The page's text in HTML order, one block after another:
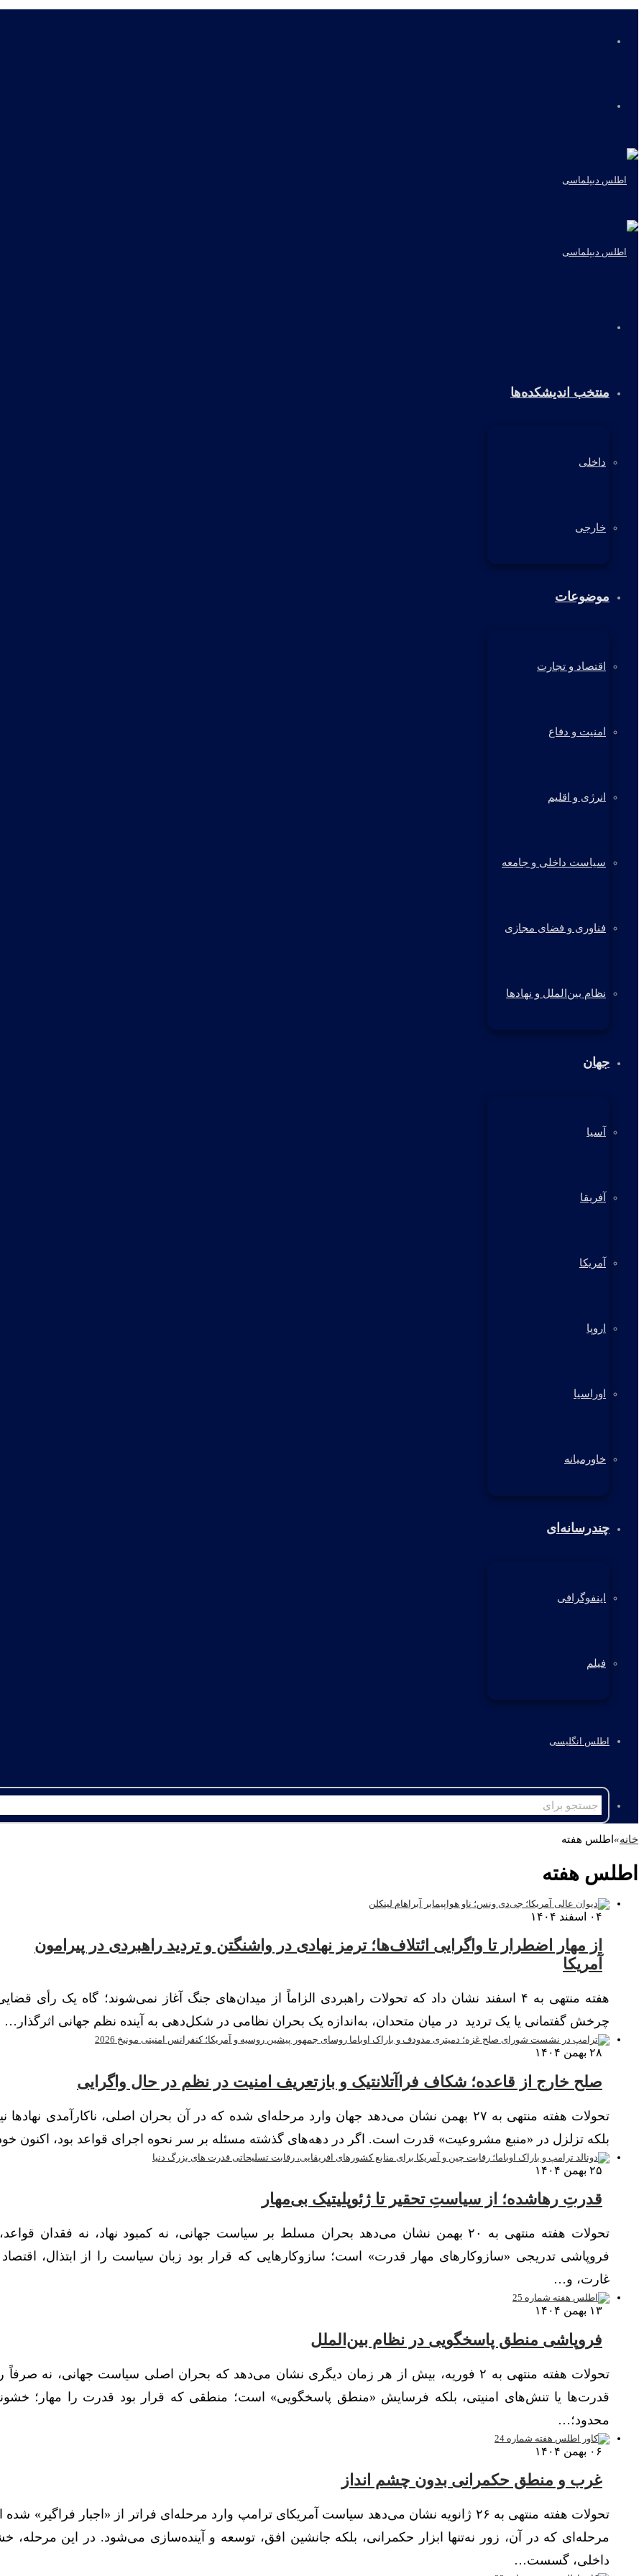
منتخب اندیشکده‌ها
داخلی
خارجی
موضوعات
اقتصاد و تجارت
امنیت و دفاع
انرژی و اقلیم
سیاست داخلی و جامعه
فناوری و فضای مجازی
نظام بین‌الملل و نهادها
جهان
آسیا
آفریقا
آمریکا
اروپا
اوراسیا
خاورمیانه
چندرسانه‌ای
اینفوگرافی
فیلم
اطلس انگلیسی
خانه» اطلس هفته
اطلس هفته
۰۴ اسفند ۱۴۰۴
از مهار اضطرار تا واگرایی ائتلاف‌ها؛ ترمز نهادی در واشنگتن و تردید راهبردی در پیرامون
آمریکا
هفته منتهی به ۴ اسفند نشان داد که تحولات راهبردی الزاماً از میدان‌های جنگ آغاز نمی‌شوند؛ گاه یک رأی
چرخش گفتمانی یا یک تردید در میان متحدان، به‌اندازه یک بحران نظامی در شکل‌دهی به آینده نظم جهانی اثرگذار…
۲۸ بهمن ۱۴۰۴
صلح خارج از قاعده؛ شکاف فراآتلانتیک و بازتعریف امنیت در نظم در حال واگرایی
تحولات هفته منتهی به ۲۷ بهمن نشان می‌دهد جهان وارد مرحله‌ای شده که در آن بحران اصلی، ناکارآمدی
بلکه تزلزل در «منبع مشروعیت» قدرت است. اگر در دهه‌های گذشته مسئله بر سر نحوه اجرای قواعد بود، اکنون
۲۵ بهمن ۱۴۰۴
قدرتِ رهاشده؛ از سیاستِ تحقیر تا ژئوپلیتیک بی‌مهار
تحولات هفته منتهی به ۲۰ بهمن نشان می‌دهد بحران مسلط بر سیاست جهانی، نه کمبود نهاد، نه فقدان
فروپاشی تدریجی «سازوکارهای مهار قدرت» است؛ سازوکارهایی که قرار بود زبان سیاست را از ابتذال، اقتصاد
غارت، و…
۱۳ بهمن ۱۴۰۴
فروپاشی منطق پاسخگویی در نظام بین‌الملل
تحولات هفته منتهی به ۲ فوریه، بیش از هر زمان دیگری نشان می‌دهد که بحران اصلی سیاست جهانی، نه
قدرت‌ها یا تنش‌های امنیتی، بلکه فرسایش «منطق پاسخگویی» است؛ منطقی که قرار بود قدرت را مهار؛
محدود؛…
۰۶ بهمن ۱۴۰۴
غرب و منطق حکمرانی بدون چشم انداز
تحولات هفته منتهی به ۲۶ ژانویه نشان می‌دهد سیاست آمریکای ترامپ وارد مرحله‌ای فراتر از «اجبار فراگیر»
مرحله‌ای که در آن، زور نه‌تنها ابزار حکمرانی، بلکه جانشین افق، توسعه و آینده‌سازی می‌شود. در این مرحله،
داخلی، گسست…